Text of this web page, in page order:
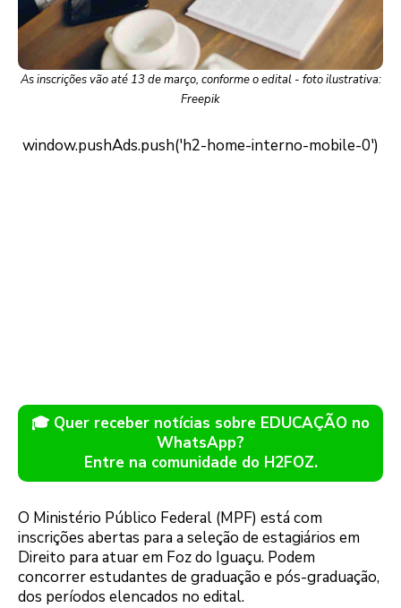
As inscrições vão até 13 de março, conforme o edital - foto ilustrativa:
Freepik
🎓 Quer receber notícias sobre EDUCAÇÃO no
WhatsApp?
Entre na comunidade do H2FOZ.
O Ministério Público Federal (MPF) está com
inscrições abertas para a seleção de estagiários em
Direito para atuar em Foz do Iguaçu. Podem
concorrer estudantes de graduação e pós-graduação,
dos períodos elencados no edital.